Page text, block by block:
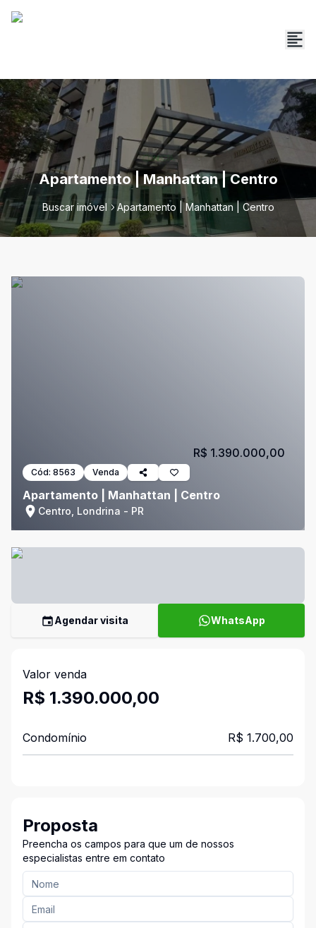
Apartamento | Manhattan | Centro
Buscar imóvel Apartamento | Manhattan | Centro
Cód: 8563 Venda
Apartamento | Manhattan | Centro
Centro, Londrina - PR
R$ 1.390.000,00
Agendar visita WhatsApp
Valor venda
R$ 1.390.000,00
Condomínio R$ 1.700,00
Proposta
Preencha os campos para que um de nossos
especialistas entre em contato